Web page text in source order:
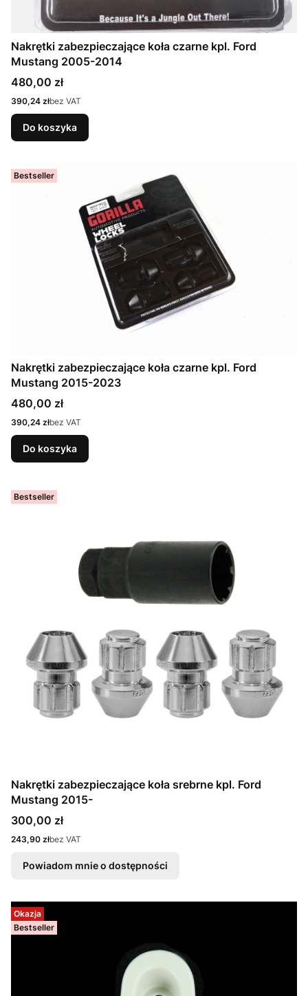
Nakrętki zabezpieczające koła czarne kpl. Ford
Mustang 2005-2014
Cena
480,00 zł
Cena
390,24 złbez VAT
Do koszyka
Bestseller
Nakrętki zabezpieczające koła czarne kpl. Ford
Mustang 2015-2023
Cena
480,00 zł
Cena
390,24 złbez VAT
Do koszyka
Bestseller
Nakrętki zabezpieczające koła srebrne kpl. Ford
Mustang 2015-
Cena
300,00 zł
Cena
243,90 złbez VAT
Powiadom mnie o dostępności
Okazja
Bestseller